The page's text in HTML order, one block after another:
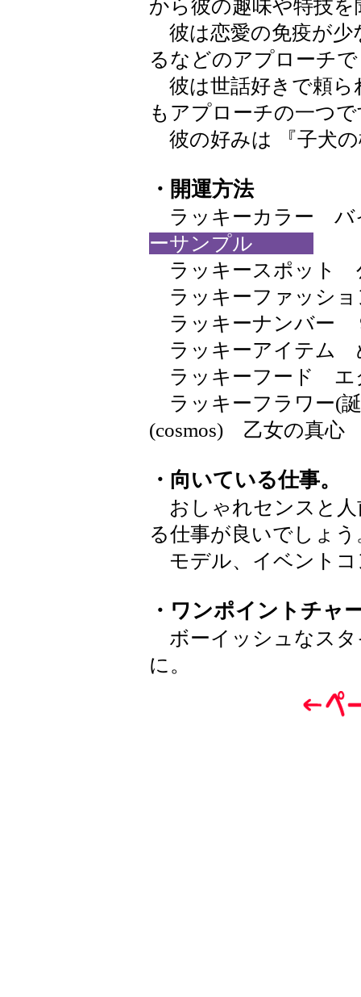
から彼の趣味や特技
彼は恋愛の免疫が少
るなどのアプローチ
彼は世話好きで頼ら
もアプローチの一つ
彼の好みは 『子犬
・開運方法
ラッキーカラー
ーサンプル
ラッキースポット
ラッキーファッシ
ラッキーナンバー
ラッキーアイテム
ラッキーフード エ
ラッキーフラワー(
(cosmos) 乙女の
・向いている仕事。
おしゃれセンスと人
る仕事が良いでしょう
モデル、イベントコ
・ワンポイントチャ
ボーイッシュなスタ
に。